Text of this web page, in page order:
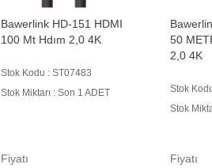
Bawerlink HD-151 HDMI
100 Mt Hdım 2,0 4K
Stok Kodu : ST07483
Stok Miktarı : Son 1 ADET
Fiyatı
50
2,0 4K
Stok
Stok
Fiyatı